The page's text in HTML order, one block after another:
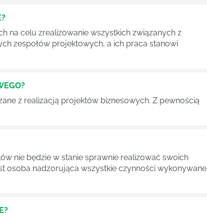
na celu zrealizowanie wszystkich związanych z
zespołów projektowych, a ich praca stanowi
z realizacją projektów biznesowych. Z pewnością
nie będzie w stanie sprawnie realizować swoich
osoba nadzorująca wszystkie czynności wykonywane